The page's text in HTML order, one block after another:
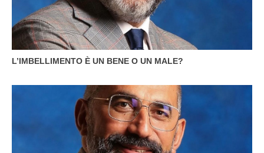
L’IMBELLIMENTO È UN BENE O UN MALE?